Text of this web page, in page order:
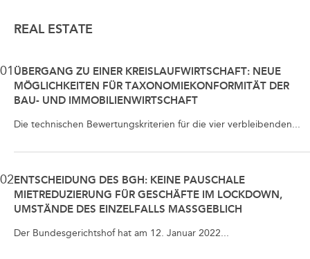
REAL ESTATE
01 ÜBERGANG ZU EINER KREISLAUFWIRTSCHAFT: NEUE
MÖGLICHKEITEN FÜR TAXONOMIEKONFORMITÄT DER
BAU- UND IMMOBILIENWIRTSCHAFT
Die technischen Bewertungskriterien für die vier verbleibenden...
02ENTSCHEIDUNG DES BGH: KEINE PAUSCHALE
MIETREDUZIERUNG FÜR GESCHÄFTE IM LOCKDOWN,
UMSTÄNDE DES EINZELFALLS MASSGEBLICH
Der Bundesgerichtshof hat am 12. Januar 2022...